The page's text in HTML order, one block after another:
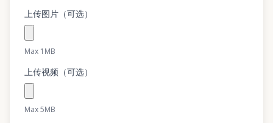
上传图片（可选）
Max 1MB
上传视频（可选）
Max 5MB